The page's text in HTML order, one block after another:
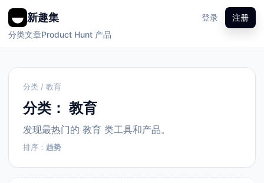
新趣集
分类文章Product Hunt 产品
登录 注册
分类 / 教育
分类： 教育
发现最热门的 教育 类工具和产品。
排序： 趋势